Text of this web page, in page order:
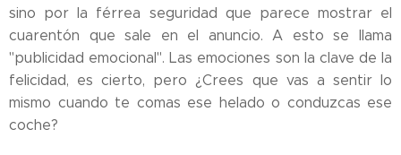
sino por la férrea seguridad que parece mostrar el
cuarentón que sale en el anuncio. A esto se llama
"publicidad emocional". Las emociones son la clave de la
felicidad, es cierto, pero ¿Crees que vas a sentir lo
mismo cuando te comas ese helado o conduzcas ese
coche?